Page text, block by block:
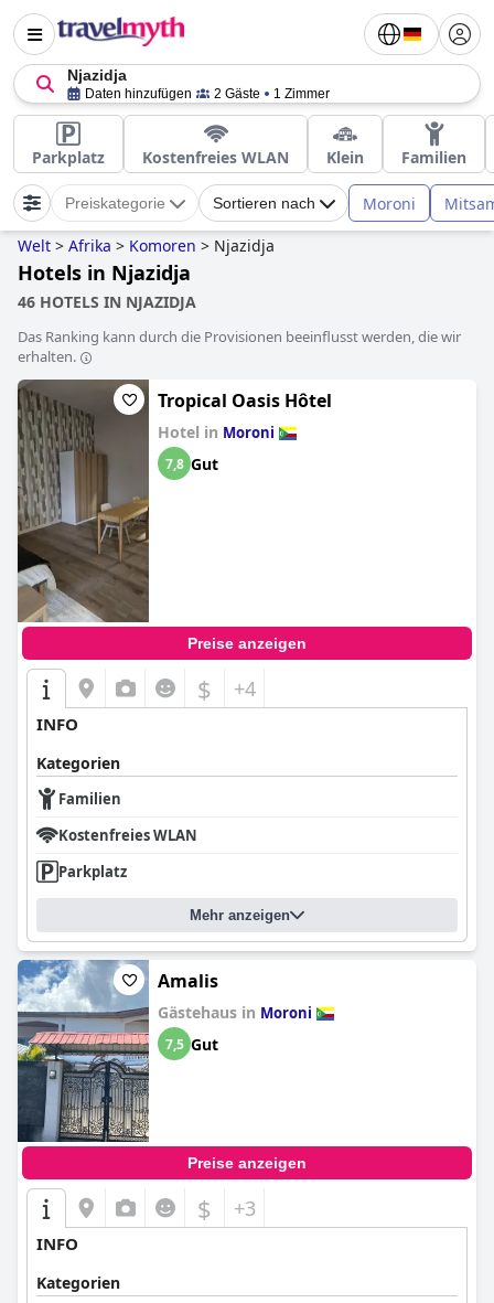
Njazidja
Daten hinzufügen 2 Gäste 1 Zimmer
Parkplatz Kostenfreies WLAN Klein Familien
Preiskategorie Sortieren nach Moroni
Welt > Afrika > Komoren > Njazidja
Hotels in Njazidja
46 HOTELS IN NJAZIDJA
Das Ranking kann durch die Provisionen beeinflusst werden, die wir
erhalten.
Tropical Oasis Hôtel
Hotel in Moroni
7,8 Gut
Preise anzeigen
$ +4
INFO
Kategorien
Familien
Kostenfreies WLAN
Parkplatz
Mehr anzeigen
Amalis
Gästehaus in Moroni
7,5 Gut
Preise anzeigen
$ +3
INFO
Kategorien